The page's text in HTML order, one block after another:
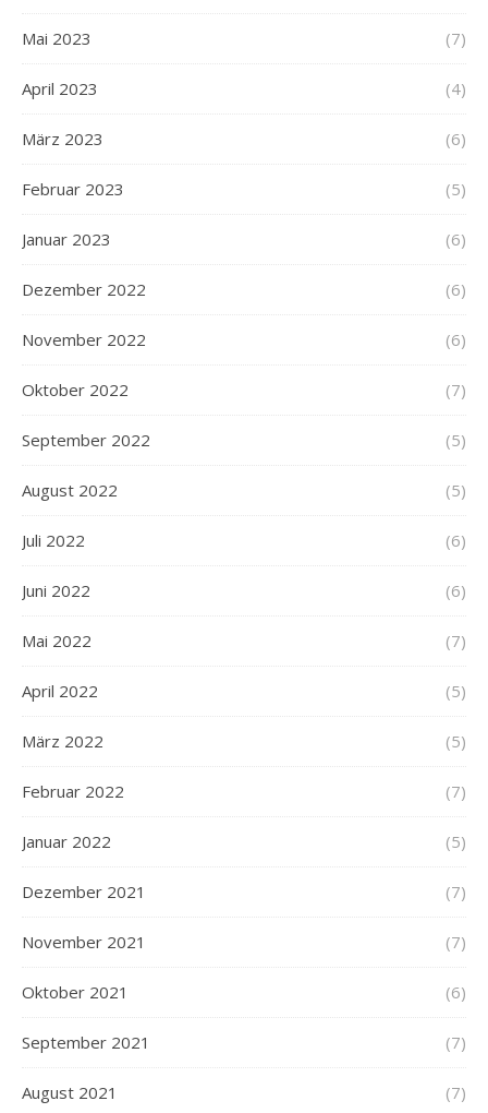
Mai 2023 (7)
April 2023 (4)
März 2023 (6)
Februar 2023 (5)
Januar 2023 (6)
Dezember 2022 (6)
November 2022 (6)
Oktober 2022 (7)
September 2022 (5)
August 2022 (5)
Juli 2022 (6)
Juni 2022 (6)
Mai 2022 (7)
April 2022 (5)
März 2022 (5)
Februar 2022 (7)
Januar 2022 (5)
Dezember 2021 (7)
November 2021 (7)
Oktober 2021 (6)
September 2021 (7)
August 2021 (7)